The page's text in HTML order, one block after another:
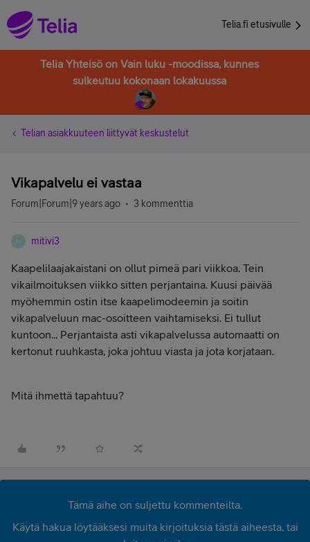
Telia.fi etusivulle
Telia Yhteisö on Vain luku -moodissa, kunnes
sulkeutuu kokonaan lokakuussa
Telian asiakkuuteen liittyvät keskustelut
Vikapalvelu ei vastaa
Forum|Forum|9 years ago 3 kommenttia
M mitivi3
Kaapelilaajakaistani on ollut pimeä pari viikkoa. Tein
vikailmoituksen viikko sitten perjantaina. Kuusi päivää
myöhemmin ostin itse kaapelimodeemin ja soitin
vikapalveluun mac-osoitteen vaihtamiseksi. Ei tullut
kuntoon... Perjantaista asti vikapalvelussa automaatti on
kertonut ruuhkasta, joka johtuu viasta ja jota korjataan.
Mitä ihmettä tapahtuu?
Tämä aihe on suljettu kommenteilta.
Käytä hakua löytääksesi muita kirjoituksia tästä aiheesta, tai